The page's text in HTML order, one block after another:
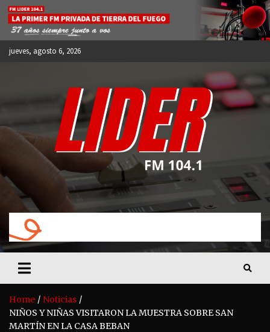
Skip
content
jueves, agosto 6, 2026
FM LIDER 104.1
Home
Noticias
NIÑOS Y NIÑAS VISITARON LA MUESTRA SOBRE SAN
MARTÍN EN LA CASA BEBAN